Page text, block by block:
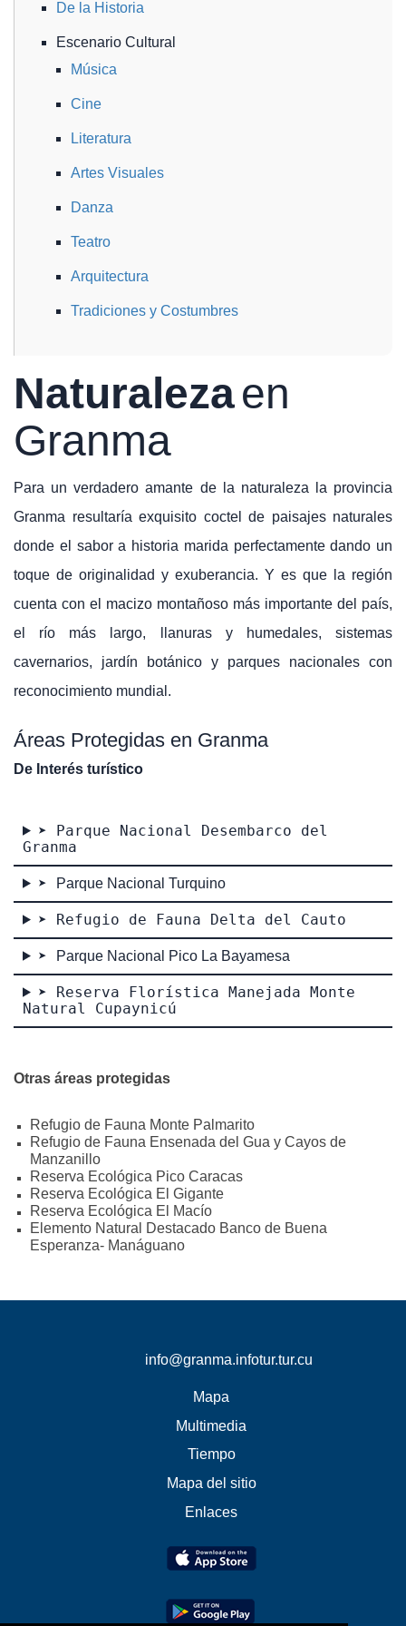
De la Historia
Escenario Cultural
Música
Cine
Literatura
Artes Visuales
Danza
Teatro
Arquitectura
Tradiciones y Costumbres
Naturalezaen
Granma
Para un verdadero amante de la naturaleza la provincia
Granma resultaría exquisito coctel de paisajes naturales
donde el sabor a historia marida perfectamente dando un
toque de originalidad y exuberancia. Y es que la región
cuenta con el macizo montañoso más importante del país,
el río más largo, llanuras y humedales, sistemas
cavernarios, jardín botánico y parques nacionales con
reconocimiento mundial.
Áreas Protegidas en Granma
De Interés turístico
➤ Parque Nacional Desembarco del
Granma
➤ Parque Nacional Turquino
➤ Refugio de Fauna Delta del Cauto
➤ Parque Nacional Pico La Bayamesa
➤ Reserva Florística Manejada Monte
Natural Cupaynicú
Otras áreas protegidas
Refugio de Fauna Monte Palmarito
Refugio de Fauna Ensenada del Gua y Cayos de
Manzanillo
Reserva Ecológica Pico Caracas
Reserva Ecológica El Gigante
Reserva Ecológica El Macío
Elemento Natural Destacado Banco de Buena
Esperanza- Manáguano
info@granma.infotur.tur.cu
Mapa
Multimedia
Tiempo
Mapa del sitio
Enlaces